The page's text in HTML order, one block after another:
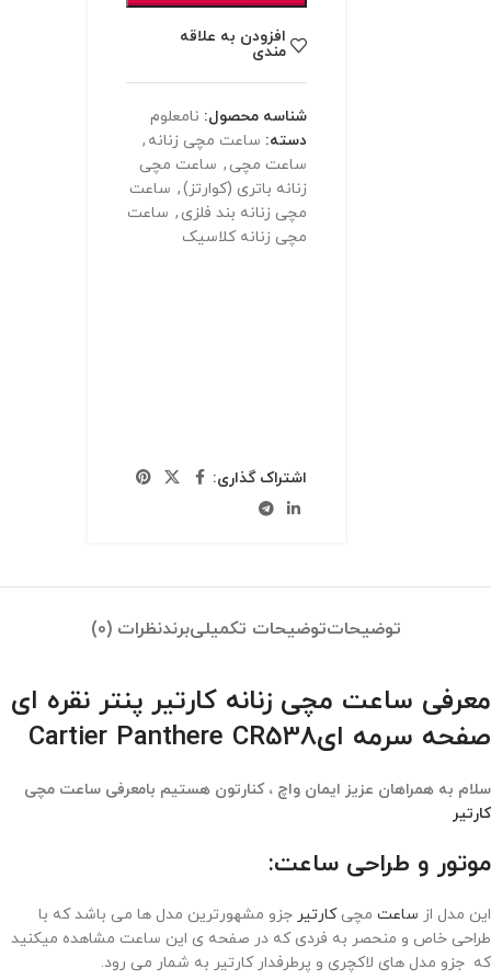
افزودن به علاقه
مندی
شناسه محصول: نامعلوم
دسته: ساعت مچی زنانه ,
ساعت مچی , ساعت مچی
زنانه باتری (کوارتز), ساعت
مچی زنانه بند فلزی , ساعت
مچی زنانه کلاسیک
اشتراک گذاری:
توضیحاتتوضیحات تکمیلیبرندنظرات (0)
معرفی ساعت مچی زنانه کارتیر پنتر نقره ای
صفحه سرمه ایCartier Panthere CR538
سلام به همراهان عزیز ایمان واچ ، کنارتون هستیم بامعرفی ساعت مچی
کارتیر
موتور و طراحی ساعت:
این مدل از ساعت مچیکارتیر جزو مشهورترین مدل ها می باشد که با
طراحی خاص و منحصر به فردی که در صفحه ی این ساعت مشاهده میکنید
که جزو مدل های لاکچری و پرطرفدار کارتیر به شمار می رود.